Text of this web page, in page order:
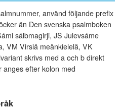
använd följande prefix
än Den svenska psalmboken
sálbmagirji, JS Julevsáme
VM Virsiä meänkielelä, VK
skrivs med a och b direkt
efter kolon med